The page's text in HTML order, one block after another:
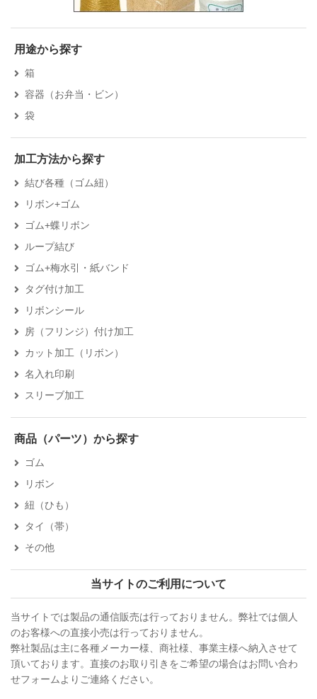
用途から探す
箱
容器（お弁当・ビン）
袋
加工方法から探す
結び各種（ゴム紐）
リボン+ゴム
ゴム+蝶リボン
ループ結び
ゴム+梅水引・紙バンド
タグ付け加工
リボンシール
房（フリンジ）付け加工
カット加工（リボン）
名入れ印刷
スリーブ加工
商品（パーツ）から探す
ゴム
リボン
紐（ひも）
タイ（帯）
その他
当サイトのご利用について
当サイトでは製品の通信販売は行っておりません。弊社では個人
のお客様への直接小売は行っておりません。
弊社製品は主に各種メーカー様、商社様、事業主様へ納入させて
頂いております。直接のお取り引きをご希望の場合はお問い合わ
せフォームよりご連絡ください。